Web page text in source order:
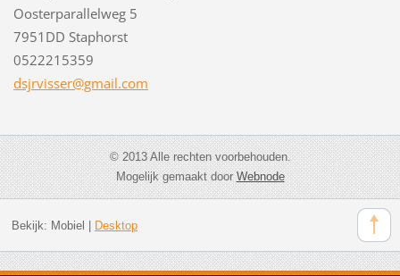
Oosterparallelweg 5
7951DD Staphorst
0522215359
dsjrvisser@gmail.com
© 2013 Alle rechten voorbehouden.
Mogelijk gemaakt doorWebnode
Bekijk: Mobiel Desktop